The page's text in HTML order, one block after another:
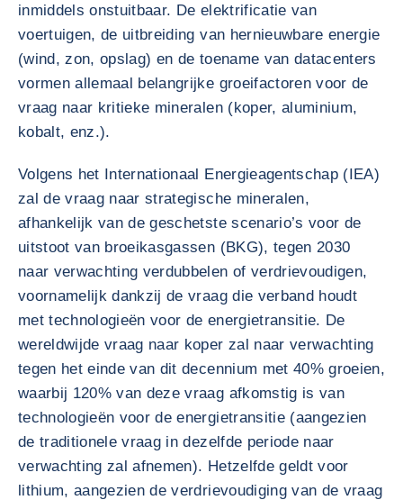
inmiddels onstuitbaar. De elektrificatie van
voertuigen, de uitbreiding van hernieuwbare energie
(wind, zon, opslag) en de toename van datacenters
vormen allemaal belangrijke groeifactoren voor de
vraag naar kritieke mineralen (koper, aluminium,
kobalt, enz.).
Volgens het Internationaal Energieagentschap (IEA)
zal de vraag naar strategische mineralen,
afhankelijk van de geschetste scenario’s voor de
uitstoot van broeikasgassen (BKG), tegen 2030
naar verwachting verdubbelen of verdrievoudigen,
voornamelijk dankzij de vraag die verband houdt
met technologieën voor de energietransitie. De
wereldwijde vraag naar koper zal naar verwachting
tegen het einde van dit decennium met 40% groeien,
waarbij 120% van deze vraag afkomstig is van
technologieën voor de energietransitie (aangezien
de traditionele vraag in dezelfde periode naar
verwachting zal afnemen). Hetzelfde geldt voor
lithium, aangezien de verdrievoudiging van de vraag